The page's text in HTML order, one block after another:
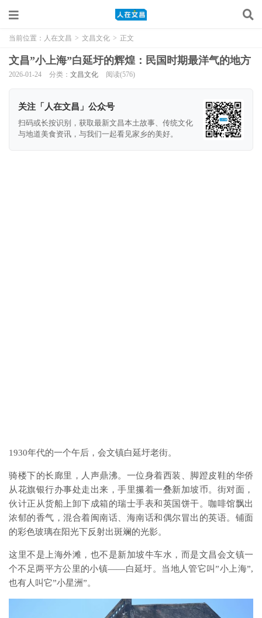
当前位置： 人在文昌 > 文昌文化 > 正文
文昌”小上海”白延圩的辉煌：民国时期最洋气的地方
2026-01-24 分类： 文昌文化 阅读(576)
关注「人在文昌」公众号
扫码或长按识别，获取最新文昌本土故事、传统文化
与地道美食资讯，与我们一起看见家乡的美好。
1930年代的一个午后，会文镇白延圩老街。
骑楼下的长廊里，人声鼎沸。一位身着西装、脚蹬皮鞋的华侨
从花旗银行办事处走出来，手里攥着一叠新加坡币。街对面，
伙计正从货船上卸下成箱的瑞士手表和英国饼干。咖啡馆飘出
浓郁的香气，混合着闽南话、海南话和偶尔冒出的英语。铺面
的彩色玻璃在阳光下反射出斑斓的光影。
这里不是上海外滩，也不是新加坡牛车水，而是文昌会文镇一
个不足两平方公里的小镇——白延圩。当地人管它叫”小上海”,
也有人叫它”小星洲”。